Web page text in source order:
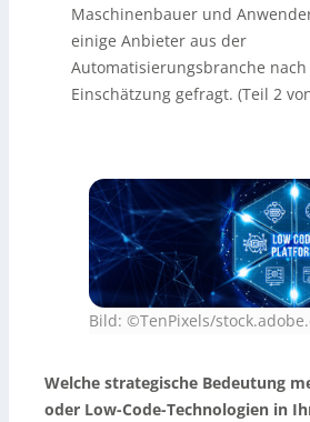
Maschinenbauer und
einige Anbieter aus der
Automatisierungsbranche
Einschätzung gefragt. (Teil 2
Bild: ©TenPixels/
Welche strategische Bedeutung
oder Low-Code-Technologien in